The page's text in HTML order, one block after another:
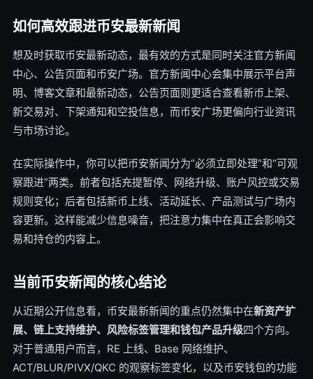
如何高效跟进币安最新新闻
想及时获取币安最新动态，最有效的方式是同时关注官方新闻
中心、公告页面和币安广场。官方新闻中心会集中展示平台声
明、博客文章和最新动态，公告页面则更适合查看新币上架、
新交易对、下架通知和空投信息，而币安广场更偏向行业资讯
与市场讨论。
在实际操作中，你可以把币安新闻分为“必须立即处理”和“可观
察跟进”两类。前者包括充提暂停、网络升级、账户风控或交易
规则变化；后者包括新币上线、活动延长、产品测试与广场内
容更新。这样能减少信息噪音，把注意力集中在真正会影响交
易和持仓的内容上。
当前币安新闻的核心结论
从近期公开信息看，币安最新新闻的重点仍然集中在新资产扩
展、链上支持维护、风险标签管理和钱包产品升级四个方向。
对于普通用户而言，RE 上线、Base 网络维护、
ACT/BLUR/PIVX/QKC 的观察标签变化，以及币安钱包的功能